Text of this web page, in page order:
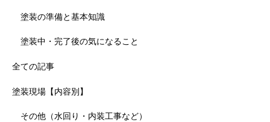
塗装の準備と基本知識
塗装中・完了後の気になること
全ての記事
塗装現場【内容別】
その他（水回り・内装工事など）